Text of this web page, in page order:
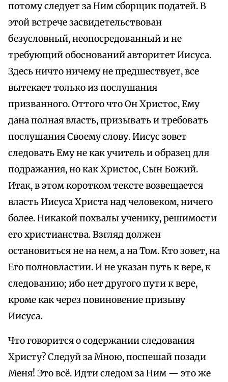
потому следует за Ним сборщик податей. В
этой встрече засвидетельствован
безусловный, неопосредованный и не
требующий обоснований авторитет Иисуса.
Здесь ничто ничему не предшествует, все
вытекает только из послушания
призванного. Оттого что Он Христос, Ему
дана полная власть, призывать и требовать
послушания Своему слову. Иисус зовет
следовать Ему не как учитель и образец для
подражания, но как Христос, Сын Божий.
Итак, в этом коротком тексте возвещается
власть Иисуса Христа над человеком, ничего
более. Никакой похвалы ученику, решимости
его христианства. Взгляд должен
остановиться не на нем, а на Том. Кто зовет, на
Его полновластии. И не указан путь к вере, к
следованию; ибо нет другого пути к вере,
кроме как через повиновение призыву
Иисуса.
Что говорится о содержании следования
Христу? Следуй за Мною, поспешай позади
Меня! Это всё. Идти следом за Ним — это же